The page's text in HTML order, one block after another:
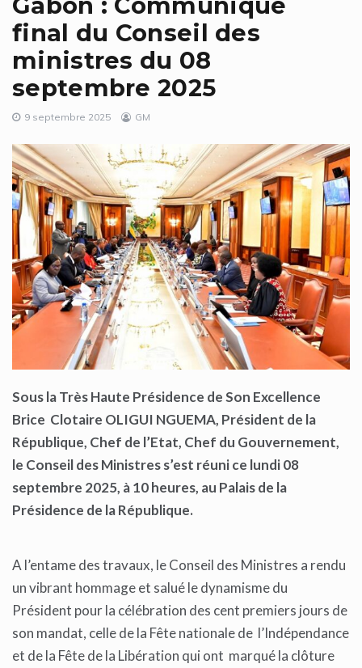
final du Conseil des
ministres du 08
septembre 2025
9 septembre 2025 GM
Sous la Très Haute Présidence de Son Excellence
Brice Clotaire OLIGUI NGUEMA, Président de la
République, Chef de l’Etat, Chef du Gouvernement,
le Conseil des Ministres s’est réuni ce lundi 08
septembre 2025, à 10 heures, au Palais de la
Présidence de la République.
A l’entame des travaux, le Conseil des Ministres a rendu
un vibrant hommage et salué le dynamisme du
Président pour la célébration des cent premiers jours de
son mandat, celle de la Fête nationale de l’Indépendance
et de la Fête de la Libération qui ont marqué la clôture